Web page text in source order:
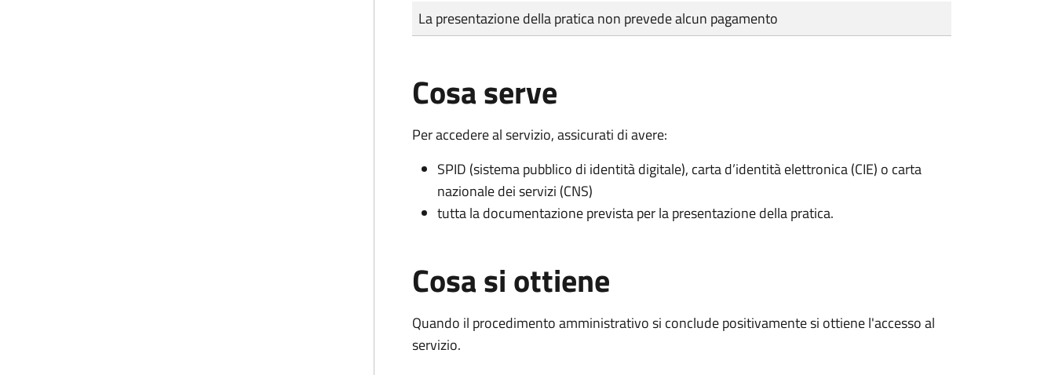
Tipo di pagamento
Importo
La presentazione della pratica non prevede alcun pagamento
Cosa serve
Per accedere al servizio, assicurati di avere:
SPID (sistema pubblico di identità digitale), carta d’identità elettronica (CIE) o carta
nazionale dei servizi (CNS)
tutta la documentazione prevista per la presentazione della pratica.
Cosa si ottiene
Quando il procedimento amministrativo si conclude positivamente si ottiene l'accesso al
servizio.